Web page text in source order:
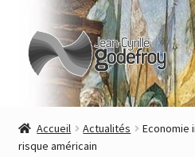
Aller
navigation
Aller
au
contenu
Accueil
Nos collections
Accueil Actualités
Economie
risque américain